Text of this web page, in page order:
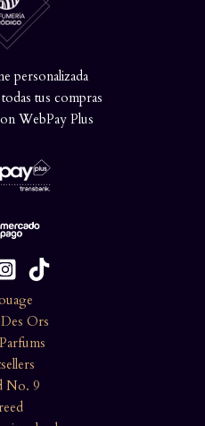
personalizada
tus compras
WebPay Plus
Ors
No. 9